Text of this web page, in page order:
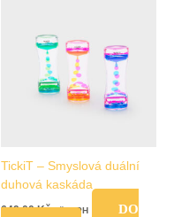
TickiT – Smyslová duální
duhová kaskáda
649,00Kč vč. DPH
DO